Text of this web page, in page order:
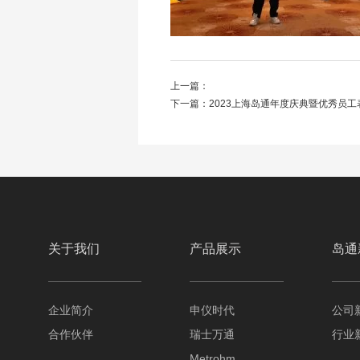
上一篇：
下一篇： 2023上海岛通年度庆典暨优秀员工
关于我们
企业简介
合作伙伴
产品展示
申仪时代
瑞士万通
岛
公司
行业